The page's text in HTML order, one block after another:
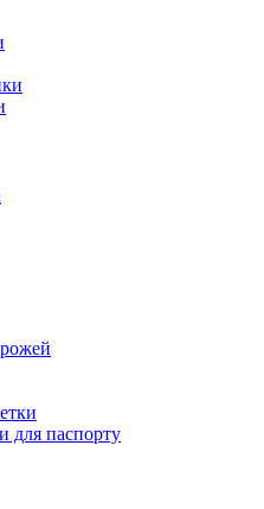
для паспорту